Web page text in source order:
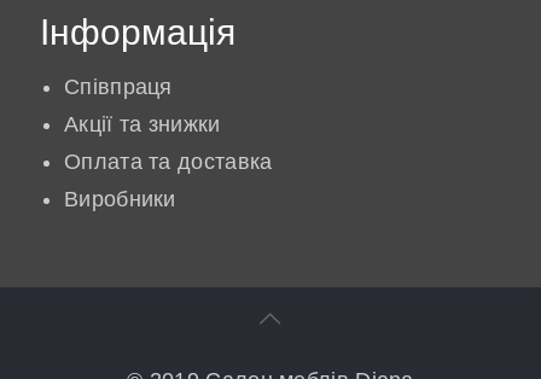
Інформація
Співпраця
Акції та знижки
Оплата та доставка
Виробники